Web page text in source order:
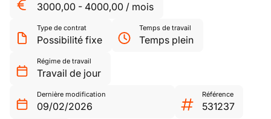
3000,00 - 4000,00 / mois
Type de contrat
Possibilité fixe
Temps de travail
Temps plein
Régime de travail
Travail de jour
Dernière modification
09/02/2026
Référence
531237